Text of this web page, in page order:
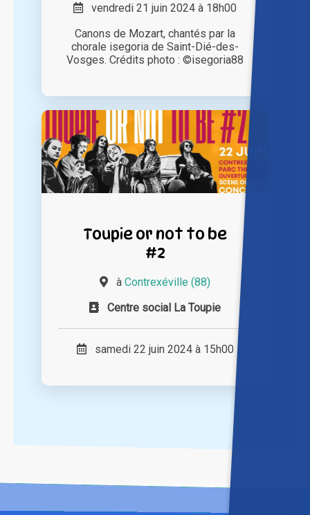
vendredi 21 juin 2024 à 18h00
Canons de Mozart, chantés par la
chorale isegoria de Saint-Dié-des-
Vosges. Crédits photo : ©isegoria88
Toupie or not to be
#2
à Contrexéville (88)
Centre social La Toupie
samedi 22 juin 2024 à 15h00